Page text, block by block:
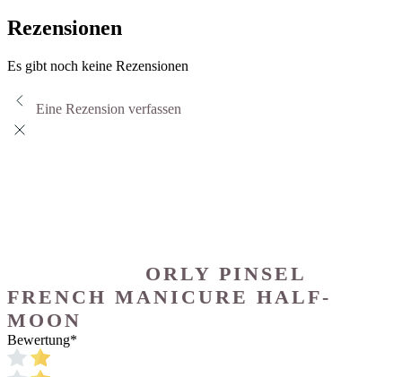
Rezensionen
Es gibt noch keine Rezensionen
Eine Rezension verfassen
ORLY PINSEL
FRENCH MANICURE HALF-
MOON
Bewertung*